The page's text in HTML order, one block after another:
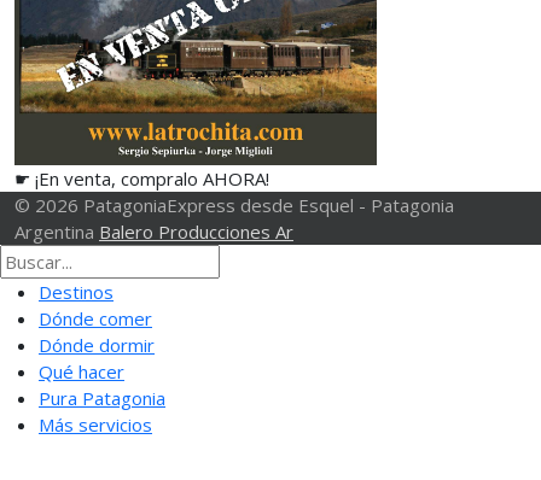
☛ ¡En venta, compralo AHORA!
© 2026 PatagoniaExpress desde Esquel - Patagonia
Argentina Balero Producciones Ar
Destinos
Dónde comer
Dónde dormir
Qué hacer
Pura Patagonia
Más servicios